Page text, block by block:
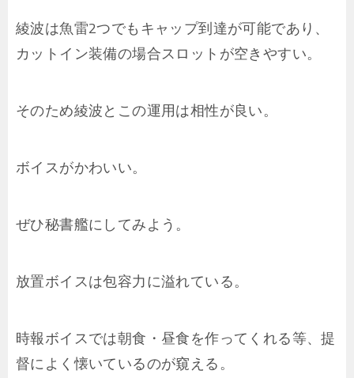
綾波は魚雷2つでもキャップ到達が可能であり、
カットイン装備の場合スロットが空きやすい。
そのため綾波とこの運用は相性が良い。
ボイスがかわいい。
ぜひ秘書艦にしてみよう。
放置ボイスは包容力に溢れている。
時報ボイスでは朝食・昼食を作ってくれる等、提
督によく懐いているのが窺える。